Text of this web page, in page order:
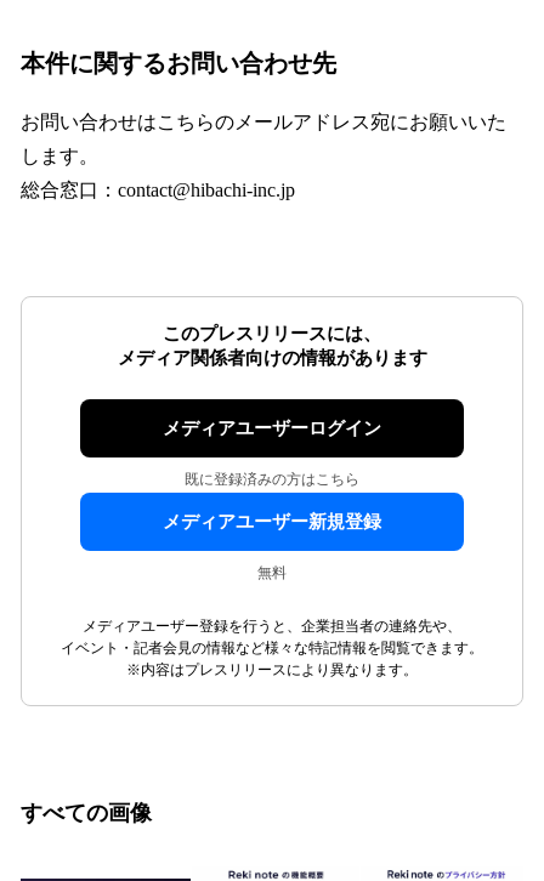
本件に関するお問い合わせ先
お問い合わせはこちらのメールアドレス宛にお願いいた
します。
総合窓口：contact@hibachi-inc.jp
このプレスリリースには、
メディア関係者向けの情報があります
メディアユーザーログイン
既に登録済みの方はこちら
メディアユーザー新規登録
無料
メディアユーザー登録を行うと、企業担当者の連絡先や、
イベント・記者会見の情報など様々な特記情報を閲覧できます。
※内容はプレスリリースにより異なります。
すべての画像